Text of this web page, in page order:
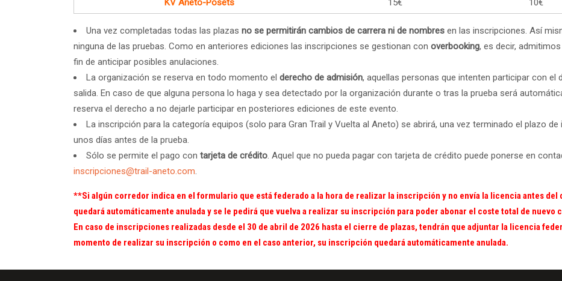
KV Aneto-Posets 15€ 10€
Una vez completadas todas las plazas no se permitirán cambios de carrera ni de nombres en las inscripciones. Así
ninguna de las pruebas. Como en anteriores ediciones las inscripciones se gestionan con overbooking, es decir,
fin de anticipar posibles anulaciones.
La organización se reserva en todo momento el derecho de admisión, aquellas personas que intenten participar con
salida. En caso de que alguna persona lo haga y sea detectado por la organización durante o tras la prueba será
reserva el derecho a no dejarle participar en posteriores ediciones de este evento.
La inscripción para la categoría equipos (solo para Gran Trail y Vuelta al Aneto) se abrirá, una vez terminado el plazo de
unos días antes de la prueba.
Sólo se permite el pago con tarjeta de crédito. Aquel que no pueda pagar con tarjeta de crédito puede ponerse en
inscripciones@trail-aneto.com.
**Si algún corredor indica en el formulario que está federado a la hora de realizar la inscripción y no envía la licencia antes del
quedará automáticamente anulada y se le pedirá que vuelva a realizar su inscripción para poder abonar el coste total de nuevo
En caso de inscripciones realizadas desde el 30 de abril de 2026 hasta el cierre de plazas, tendrán que adjuntar la licencia
momento de realizar su inscripción o como en el caso anterior, su inscripción quedará automáticamente anulada.